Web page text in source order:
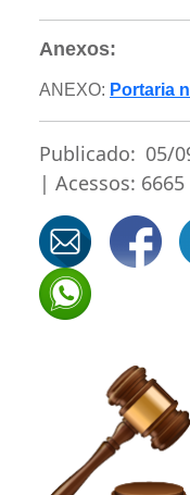
Anexos:
ANEXO: Portaria
Publicado: 05/
| Acessos: 6665